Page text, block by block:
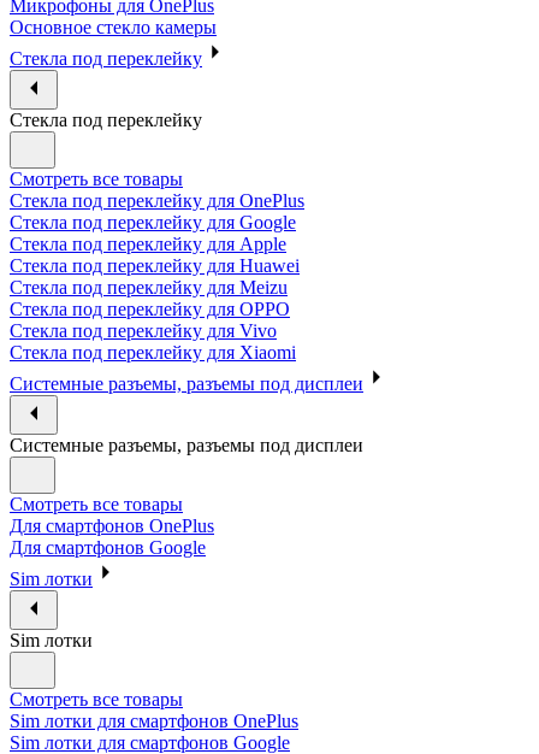
Микрофоны для OnePlus
Основное стекло камеры
Стекла под переклейку
Стекла под переклейку
Смотреть все товары
Стекла под переклейку для OnePlus
Стекла под переклейку для Google
Стекла под переклейку для Apple
Стекла под переклейку для Huawei
Стекла под переклейку для Meizu
Стекла под переклейку для OPPO
Стекла под переклейку для Vivo
Стекла под переклейку для Xiaomi
Системные разъемы, разъемы под дисплеи
Системные разъемы, разъемы под дисплеи
Смотреть все товары
Для смартфонов OnePlus
Для смартфонов Google
Sim лотки
Sim лотки
Смотреть все товары
Sim лотки для смартфонов OnePlus
Sim лотки для смартфонов Google